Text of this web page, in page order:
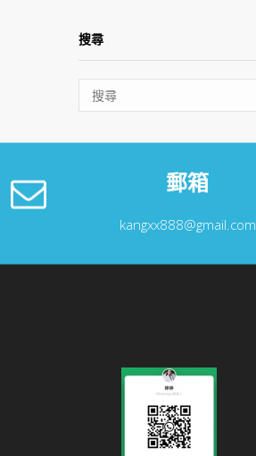
搜尋
郵箱
kangxx888@gmail.com